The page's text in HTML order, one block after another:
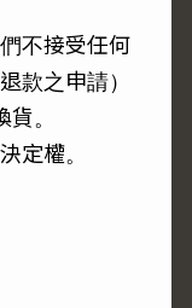
不接受任何
款之申請）
貨。
定權。